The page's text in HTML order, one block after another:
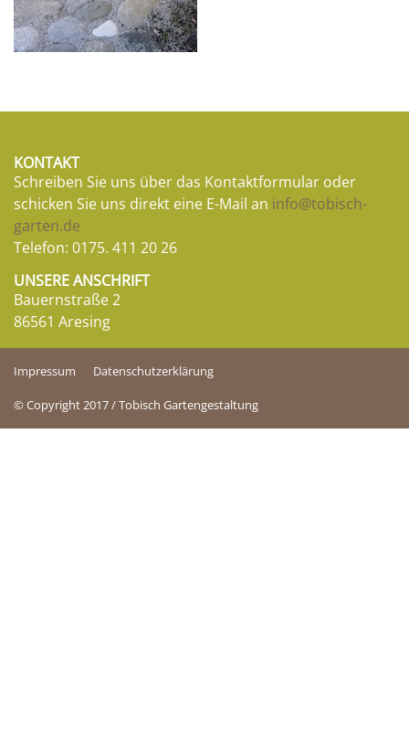
KONTAKT
Schreiben Sie uns über das Kontaktformular oder
schicken Sie uns direkt eine E-Mail an info@tobisch-
garten.de
Telefon: 0175. 411 20 26
UNSERE ANSCHRIFT
Bauernstraße 2
86561 Aresing
© Copyright 2017 / Tobisch Gartengestaltung
Impressum Datenschutzerklärung